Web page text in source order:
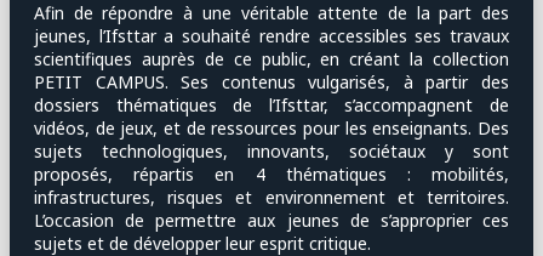
Afin de répondre à une véritable attente de la part des
jeunes, l’Ifsttar a souhaité rendre accessibles ses travaux
scientifiques auprès de ce public, en créant la collection
PETIT CAMPUS. Ses contenus vulgarisés, à partir des
dossiers thématiques de l’Ifsttar, s’accompagnent de
vidéos, de jeux, et de ressources pour les enseignants. Des
sujets technologiques, innovants, sociétaux y sont
proposés, répartis en 4 thématiques : mobilités,
infrastructures, risques et environnement et territoires.
L’occasion de permettre aux jeunes de s’approprier ces
sujets et de développer leur esprit critique.